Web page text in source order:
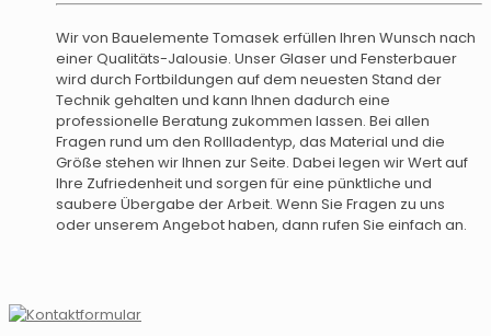
Wir von Bauelemente Tomasek erfüllen Ihren Wunsch nach
einer Qualitäts-Jalousie. Unser Glaser und Fensterbauer
wird durch Fortbildungen auf dem neuesten Stand der
Technik gehalten und kann Ihnen dadurch eine
professionelle Beratung zukommen lassen. Bei allen
Fragen rund um den Rollladentyp, das Material und die
Größe stehen wir Ihnen zur Seite. Dabei legen wir Wert auf
Ihre Zufriedenheit und sorgen für eine pünktliche und
saubere Übergabe der Arbeit. Wenn Sie Fragen zu uns
oder unserem Angebot haben, dann rufen Sie einfach an.